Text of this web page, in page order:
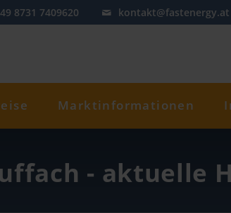
8731 7409620 kontakt@fastenergy.at
Marktinformationen
- aktuelle